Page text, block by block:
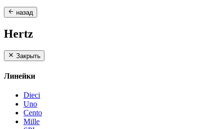
назад
Hertz
Закрыть
Линейки
Dieci
Uno
Cento
Mille